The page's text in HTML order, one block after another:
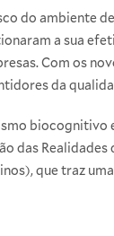
do ambiente
a sua
Com os
da
biocognitivo
das
que traz